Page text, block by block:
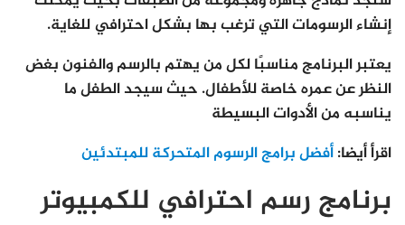
إنشاء الرسومات التي ترغب بها بشكل احترافي للغاية.
يعتبر البرنامج مناسبًا لكل من يهتم بالرسم والفنون بغض
النظر عن عمره خاصة للأطفال. حيث سيجد الطفل ما
يناسبه من الأدوات البسيطة
اقرأ أيضا:أفضل برامج الرسوم المتحركة للمبتدئين
برنامج رسم احترافي للكمبيوتر